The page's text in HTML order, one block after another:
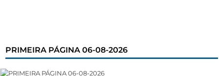
PRIMEIRA PÁGINA 06-08-2026